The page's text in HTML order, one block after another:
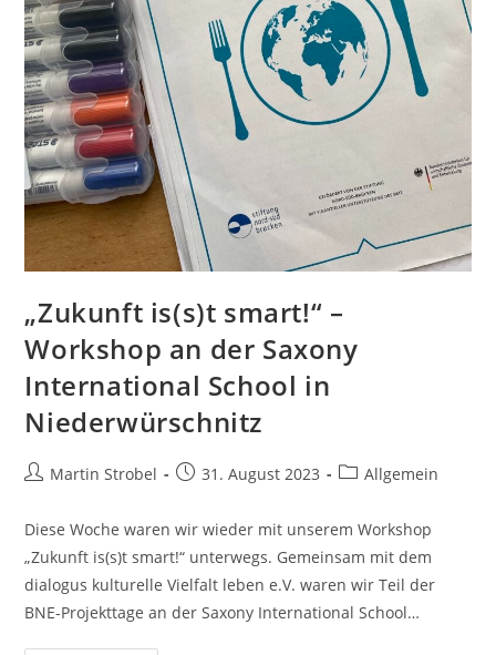
„Zukunft is(s)t smart!“ –
Workshop an der Saxony
International School in
Niederwürschnitz
Beitrags-
Martin Strobel
Beitrag31. August 2023
Beitrags-
Allgemein
Diese Woche waren wir wieder mit unserem Workshop
„Zukunft is(s)t smart!“ unterwegs. Gemeinsam mit dem
dialogus kulturelle Vielfalt leben e.V. waren wir Teil der
BNE-Projekttage an der Saxony International School…